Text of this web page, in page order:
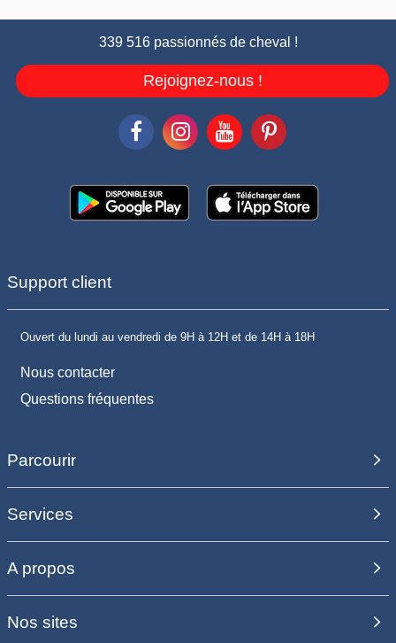
339 516 passionnés de cheval !
Rejoignez-nous !
Support client
Ouvert du lundi au vendredi de 9H à 12H et de 14H à 18H
Nous contacter
Questions fréquentes
Parcourir
Services
A propos
Nos sites